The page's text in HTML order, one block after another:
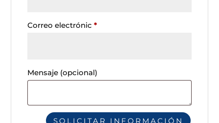
Correo electrónic*
Mensaje (opcional)